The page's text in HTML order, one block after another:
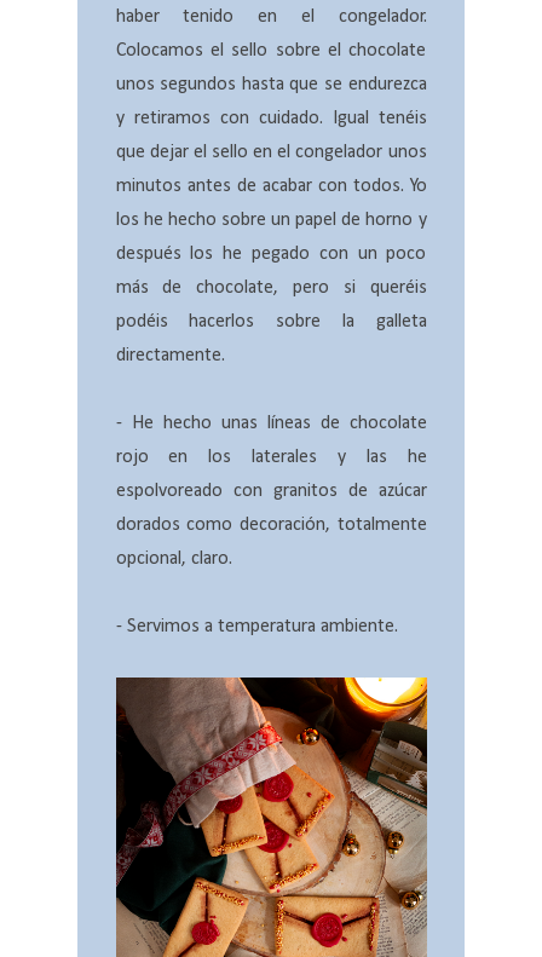
haber tenido en el congelador.
Colocamos el sello sobre el chocolate
unos segundos hasta que se endurezca
y retiramos con cuidado. Igual tenéis
que dejar el sello en el congelador unos
minutos antes de acabar con todos. Yo
los he hecho sobre un papel de horno y
después los he pegado con un poco
más de chocolate, pero si queréis
podéis hacerlos sobre la galleta
directamente.
- He hecho unas líneas de chocolate
rojo en los laterales y las he
espolvoreado con granitos de azúcar
dorados como decoración, totalmente
opcional, claro.
- Servimos a temperatura ambiente.